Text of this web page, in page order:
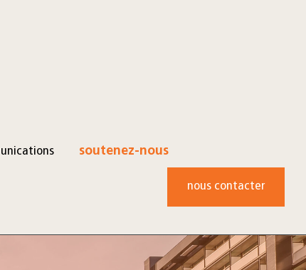
soutenez-nous
nous contacter